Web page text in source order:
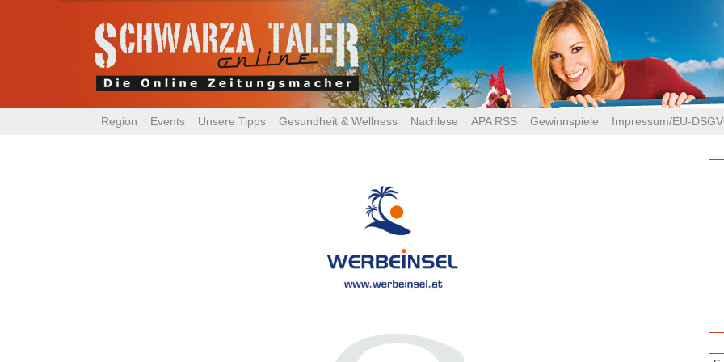
Region Events Unsere Tipps Gesundheit & Wellness Nachlese APA RSS Gewinnspiele Impressum/EU-